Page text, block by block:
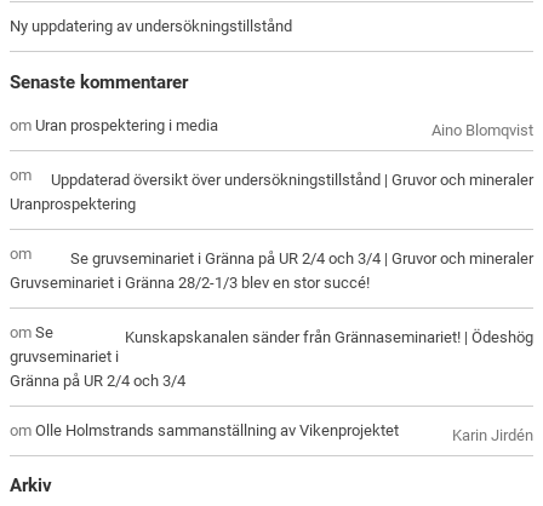
Ny uppdatering av undersökningstillstånd
Senaste kommentarer
Aino Blomqvist
om Uran prospektering i media
Uppdaterad översikt över undersökningstillstånd | Gruvor och mineraler
om
Uranprospektering
Se gruvseminariet i Gränna på UR 2/4 och 3/4 | Gruvor och mineraler
om
Gruvseminariet i Gränna 28/2-1/3 blev en stor succé!
Kunskapskanalen sänder från Grännaseminariet! | Ödeshög
omSe
gruvseminariet i
Gränna på UR 2/4 och 3/4
Karin Jirdén
omOlle Holmstrands sammanställning av Vikenprojektet
Arkiv